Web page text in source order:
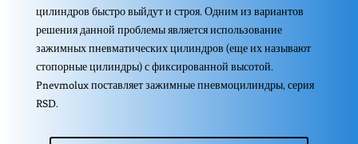
цилиндров быстро выйдут и строя. Одним из вариантов
решения данной проблемы является использование
зажимных пневматических цилиндров (еще их называют
стопорные цилиндры) с фиксированной высотой.
Pnevmolux поставляет зажимные пневмоцилиндры, серия
RSD.